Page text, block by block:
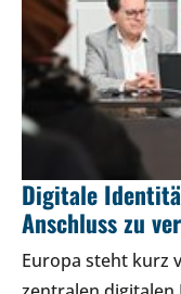
Digitale
Anschluss zu
Europa steht kurz